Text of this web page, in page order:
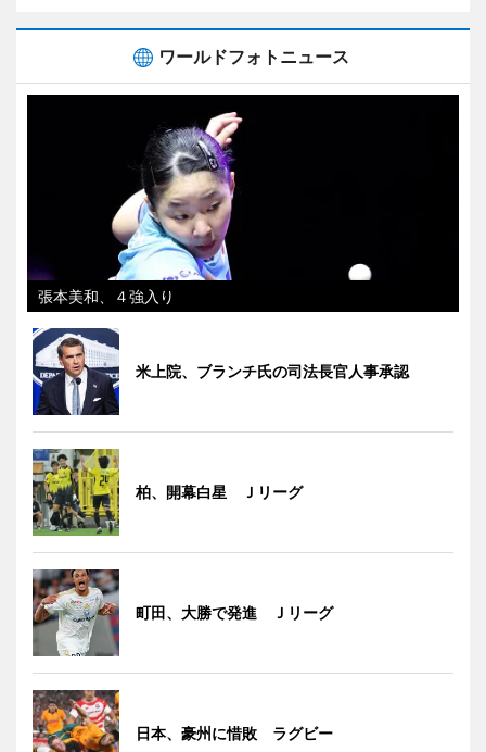
ワールドフォトニュース
張本美和、４強入り
米上院、ブランチ氏の司法長官人事承認
柏、開幕白星 Ｊリーグ
町田、大勝で発進 Ｊリーグ
日本、豪州に惜敗 ラグビー